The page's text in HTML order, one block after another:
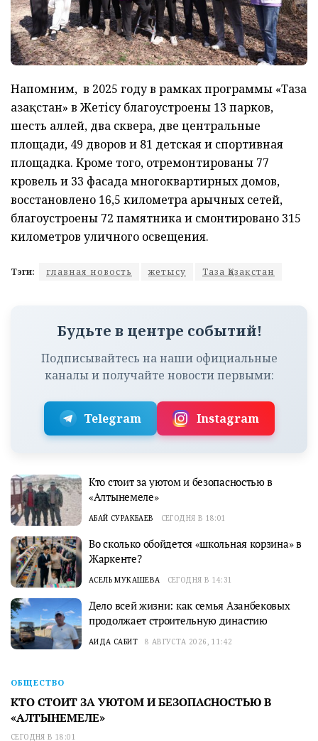
Напомним, в 2025 году в рамках программы «Таза
Қазақстан» в Жетісу благоустроены 13 парков,
шесть аллей, два сквера, две центральные
площади, 49 дворов и 81 детская и спортивная
площадка. Кроме того, отремонтированы 77
кровель и 33 фасада многоквартирных домов,
восстановлено 16,5 километра арычных сетей,
благоустроены 72 памятника и смонтировано 315
километров уличного освещения.
Тэги: главная новость жетысу Таза Қазақстан
Будьте в центре событий!
Подписывайтесь на наши официальные
каналы и получайте новости первыми:
Telegram Instagram
Кто стоит за уютом и безопасностью в
«Алтынемеле»
АБАЙ СУРАКБАЕВ СЕГОДНЯ В 18:01
Во сколько обойдется «школьная корзина» в
Жаркенте?
АСЕЛЬ МУКАШЕВА СЕГОДНЯ В 14:31
Дело всей жизни: как семья Азанбековых
продолжает строительную династию
АИДА САБИТ 8 АВГУСТА 2026, 11:42
ОБЩЕСТВО
КТО СТОИТ ЗА УЮТОМ И БЕЗОПАСНОСТЬЮ В
«АЛТЫНЕМЕЛЕ»
СЕГОДНЯ В 18:01